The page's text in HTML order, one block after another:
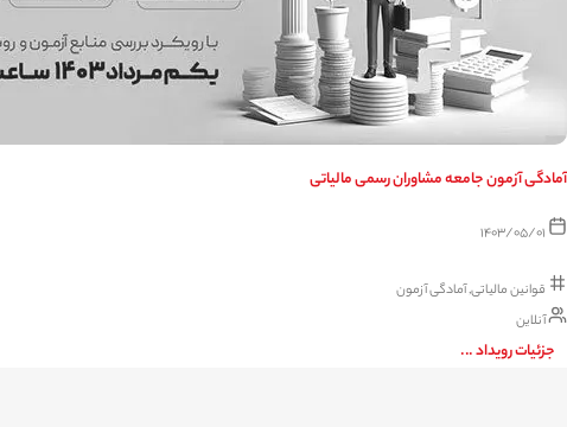
آمادگی آزمون جامعه مشاوران رسمی مالیاتی
1403/05/01
قوانین مالیاتی,آمادگی آزمون
آنلاین
جزئیات رویداد ...